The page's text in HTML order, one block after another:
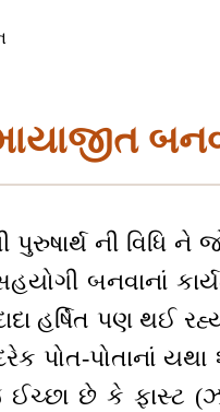
ની વિધિ ને
બનવાનાં
હર્ષિત પણ થઈ
પોત-પોતાનાં યથા
ઈચ્છા છે કે ફાસ્ટ